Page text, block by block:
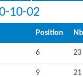
10-02
Position Nb
6 23
9 21